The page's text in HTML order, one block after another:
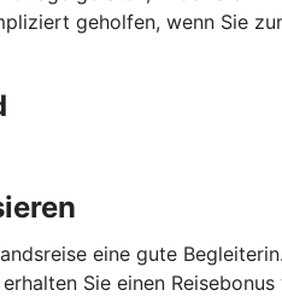
geholfen, wenn Sie
eine gute
Sie einen